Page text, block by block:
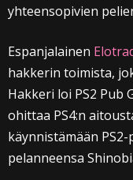
yhteensopivien
Espanjalainen
hakkerin toimista,
Hakkeri loi PS2 Pub
ohittaa PS4:n
käynnistämään
pelanneensa